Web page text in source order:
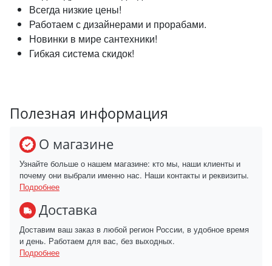
Всегда низкие цены!
Работаем с дизайнерами и прорабами.
Новинки в мире сантехники!
Гибкая система скидок!
Полезная информация
О магазине
Узнайте больше о нашем магазине: кто мы, наши клиенты и
почему они выбрали именно нас. Наши контакты и реквизиты.
Подробнее
Доставка
Доставим ваш заказ в любой регион России, в удобное время
и день. Работаем для вас, без выходных.
Подробнее